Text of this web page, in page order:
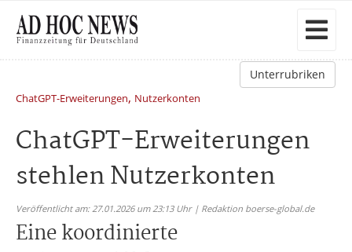
Unterrubriken
ChatGPT-Erweiterungen, Nutzerkonten
ChatGPT-Erweiterungen
stehlen Nutzerkonten
Veröffentlicht am: 27.01.2026 um 23:13 Uhr | Redaktion boerse-global.de
Eine koordinierte